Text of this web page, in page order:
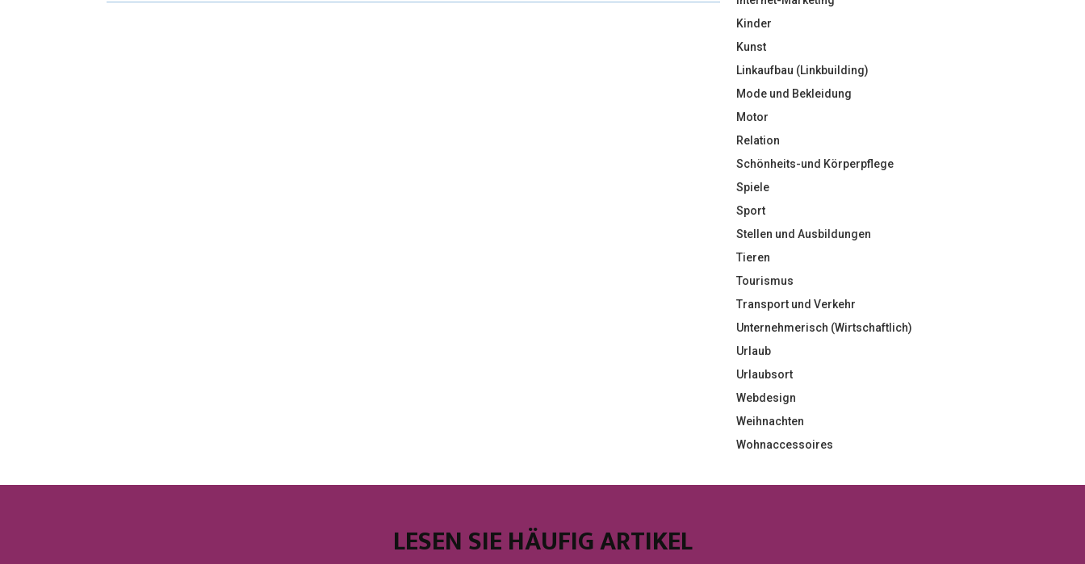
Kinder
Kunst
Linkaufbau (Linkbuilding)
Mode und Bekleidung
Motor
Relation
Schönheits-und Körperpflege
Spiele
Sport
Stellen und Ausbildungen
Tieren
Tourismus
Transport und Verkehr
Unternehmerisch (Wirtschaftlich)
Urlaub
Urlaubsort
Webdesign
Weihnachten
Wohnaccessoires
LESEN SIE HÄUFIG ARTIKEL